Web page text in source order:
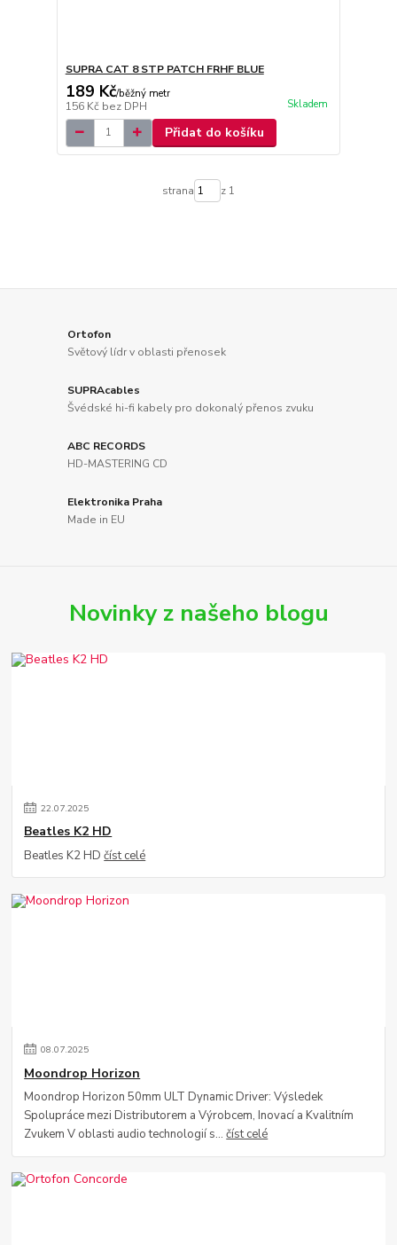
SUPRA CAT 8 STP PATCH FRHF BLUE
189 Kč/běžný metr
156 Kč bez DPH Skladem
Přidat do košíku
strana z 1
Ortofon
Světový lídr v oblasti přenosek
SUPRAcables
Švédské hi-fi kabely pro dokonalý přenos zvuku
ABC RECORDS
HD-MASTERING CD
Elektronika Praha
Made in EU
Novinky z našeho blogu
22.07.2025
Beatles K2 HD
Beatles K2 HDčíst celé
08.07.2025
Moondrop Horizon
Moondrop Horizon 50mm ULT Dynamic Driver: Výsledek
Spolupráce mezi Distributorem a Výrobcem, Inovací a Kvalitním
Zvukem V oblasti audio technologií s...číst celé